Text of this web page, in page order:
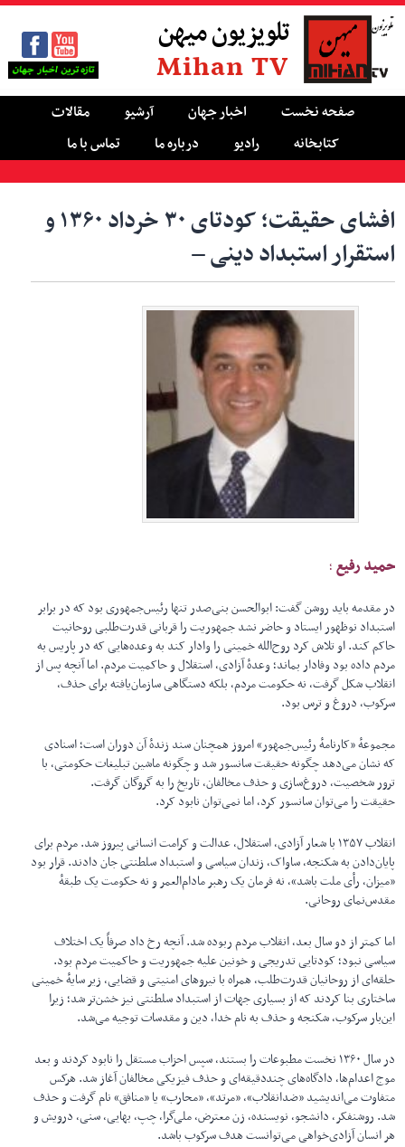
تلویزیون میهن
Mihan TV
صفحه نخست اخبار جهان آرشیو
مقالات
کتابخانه
رادیو درباره ما تماس با ما
افشای حقیقت؛ کودتای ۳۰ خرداد ۱۳۶۰ و
استقرار استبداد دینی –
حمید رفیع ;
در مقدمه باید روشن گفت: ابوالحسن بنی‌صدر تنها رئیس‌جمهوری بود که در برابر
استبداد نوظهور ایستاد و حاضر نشد جمهوریت را قربانی قدرت‌طلبی روحانیت
حاکم کند. او تلاش کرد روح‌الله خمینی را وادار کند به وعده‌هایی که در پاریس به
مردم داده بود وفادار بماند؛ وعدهٔ آزادی، استقلال و حاکمیت مردم. اما آنچه پس از
انقلاب شکل گرفت، نه حکومت مردم، بلکه دستگاهی سازمان‌یافته برای حذف،
سرکوب، دروغ و ترس بود.
مجموعهٔ «کارنامهٔ رئیس‌جمهور» امروز همچنان سند زندهٔ آن دوران است؛ اسنادی
که نشان می‌دهد چگونه حقیقت سانسور شد و چگونه ماشین تبلیغات حکومتی، با
ترور شخصیت، دروغ‌سازی و حذف مخالفان، تاریخ را به گروگان گرفت.
حقیقت را می‌توان سانسور کرد، اما نمی‌توان نابود کرد.
انقلاب ۱۳۵۷ با شعار آزادی، استقلال، عدالت و کرامت انسانی پیروز شد. مردم برای
پایان‌دادن به شکنجه، ساواک، زندان سیاسی و استبداد سلطنتی جان دادند. قرار بود
«میزان، رأی ملت باشد»، نه فرمان یک رهبر مادام‌العمر و نه حکومت یک طبقهٔ
مقدس‌نمای روحانی.
اما کمتر از دو سال بعد، انقلاب مردم ربوده شد. آنچه رخ داد صرفاً یک اختلاف
سیاسی نبود؛ کودتایی تدریجی و خونین علیه جمهوریت و حاکمیت مردم بود.
حلقه‌ای از روحانیان قدرت‌طلب، همراه با نیروهای امنیتی و قضایی، زیر سایهٔ خمینی
ساختاری بنا کردند که از بسیاری جهات از استبداد سلطنتی نیز خشن‌تر شد؛ زیرا
این‌بار سرکوب، شکنجه و حذف به نام خدا، دین و مقدسات توجیه می‌شد.
در سال ۱۳۶۰ نخست مطبوعات را بستند، سپس احزاب مستقل را نابود کردند و بعد
موج اعدام‌ها، دادگاه‌های چنددقیقه‌ای و حذف فیزیکی مخالفان آغاز شد. هرکس
متفاوت می‌اندیشید «ضدانقلاب»، «مرتد»، «محارب» یا «منافق» نام گرفت و حذف
شد. روشنفکر، دانشجو، نویسنده، زن معترض، ملی‌گرا، چپ، بهایی، سنی، درویش و
هر انسان آزادی‌خواهی می‌توانست هدف سرکوب باشد.